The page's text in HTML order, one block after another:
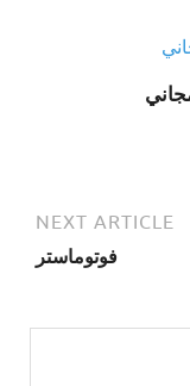
NEXT ARTICLE
فوتوماستر